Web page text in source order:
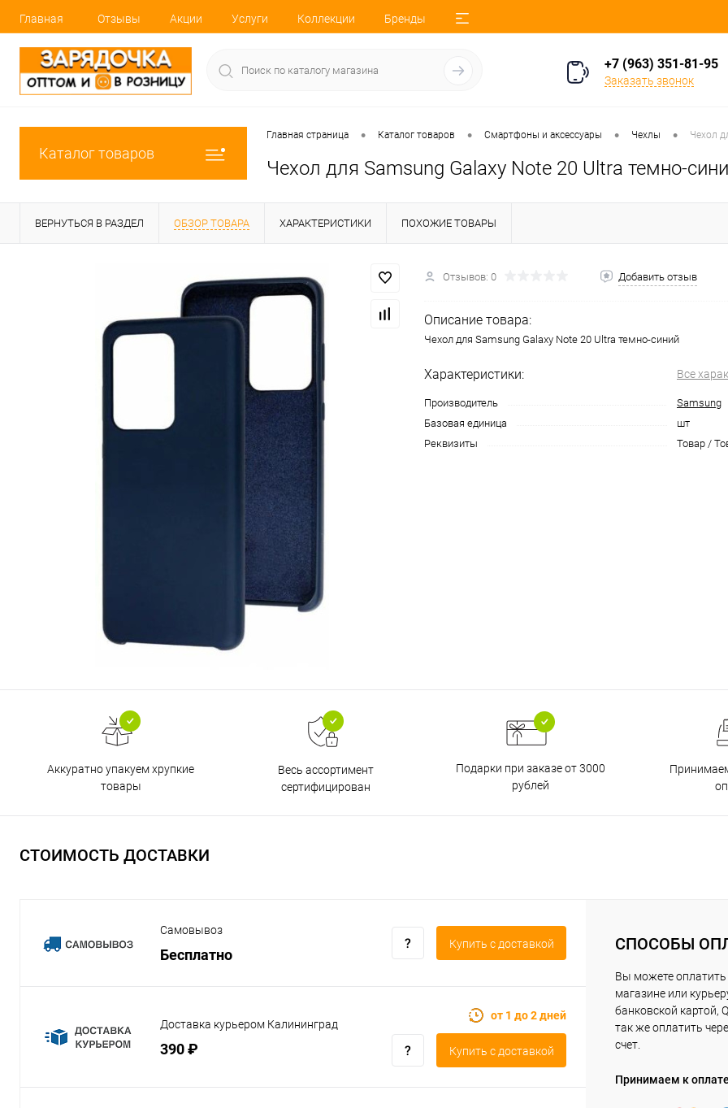
Главная Отзывы Акции Услуги Коллекции Бренды
+7 (963) 351-81-95
Заказать звонок
Каталог товаров
Главная страница • Каталог товаров • Смартфоны и аксессуары • Чехлы • Чехол
Чехол для Samsung Galaxy Note 20 Ultra темно-
ВЕРНУТЬСЯ В РАЗДЕЛ ОБЗОР ТОВАРА ХАРАКТЕРИСТИКИ ПОХОЖИЕ ТОВАРЫ
Отзывов: 0 Добавить отзыв
Описание товара:
Чехол для Samsung Galaxy Note 20 Ultra темно-синий
Характеристики: Все
Производитель
Samsung
Базовая единица
шт
Реквизиты
Товар /
Аккуратно упакуем хрупкие
товары
Весь ассортимент
сертифицирован
Подарки при заказе от 3000
рублей
СТОИМОСТЬ ДОСТАВКИ
Самовывоз
Бесплатно
Купить c доставкой
Доставка курьером Калининград
390 ₽
от 1 до 2 дней
Купить c доставкой
СПОСОБЫ
Вы можете оплатить
магазине или
банковской картой,
так же оплатить
счет.
Принимаем к